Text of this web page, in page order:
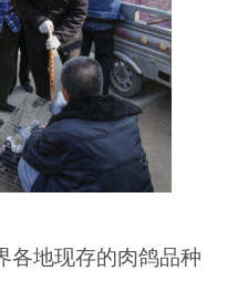
地现存的肉鸽品种